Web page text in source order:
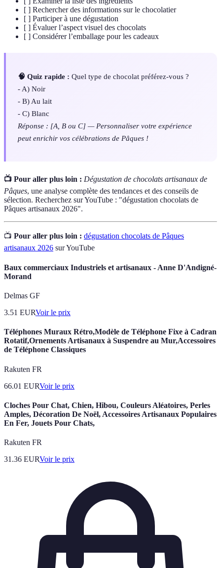
[ ] Rechercher des informations sur le chocolatier
[ ] Participer à une dégustation
[ ] Évaluer l’aspect visuel des chocolats
[ ] Considérer l’emballage pour les cadeaux
🧠 Quiz rapide : Quel type de chocolat préférez-vous ?
- A) Noir
- B) Au lait
- C) Blanc
Réponse : [A, B ou C] — Personnaliser votre expérience
peut enrichir vos célébrations de Pâques !
📺 Pour aller plus loin : Dégustation de chocolats artisanaux de
Pâques, une analyse complète des tendances et des conseils de
sélection. Recherchez sur YouTube : "dégustation chocolats de
Pâques artisanaux 2026".
📺 Pour aller plus loin : dégustation chocolats de Pâques
artisanaux 2026 sur YouTube
Baux commerciaux Industriels et artisanaux - Anne D'Andigné-
Morand
Delmas GF
3.51 EURVoir le prix
Téléphones Muraux Rétro,Modèle de Téléphone Fixe à Cadran
Rotatif,Ornements Artisanaux à Suspendre au Mur,Accessoires
de Téléphone Classiques
Rakuten FR
66.01 EURVoir le prix
Cloches Pour Chat, Chien, Hibou, Couleurs Aléatoires, Perles
Amples, Décoration De Noël, Accessoires Artisanaux Populaires
En Fer, Jouets Pour Chats,
Rakuten FR
31.36 EURVoir le prix